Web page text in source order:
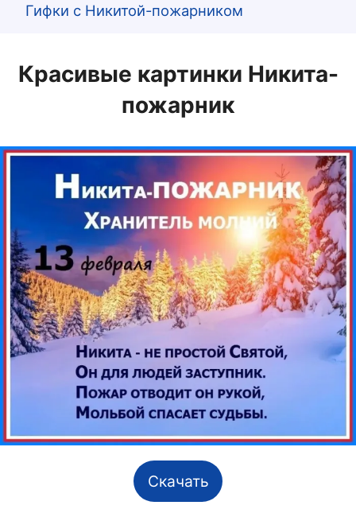
Гифки с Никитой-пожарником
Красивые картинки Никита-
пожарник
Скачать